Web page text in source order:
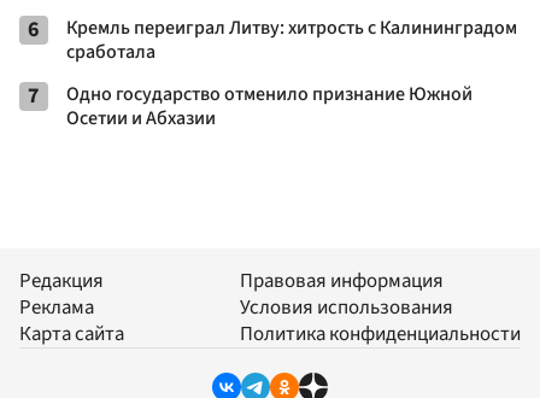
6
Кремль переиграл Литву: хитрость с Калининградом
сработала
7
Одно государство отменило признание Южной
Осетии и Абхазии
Редакция
Реклама
Карта сайта
Правовая информация
Условия использования
Политика конфиденциальности